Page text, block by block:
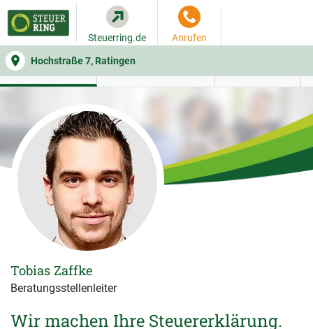
Hochstraße 7, Ratingen
Steuerring.de Anrufen
WER SIE BERÄT BEITRAGSRECHNER
Wir machen Ihre Steuererklärung.
Tobias Zaffke
Beratungsstellenleiter